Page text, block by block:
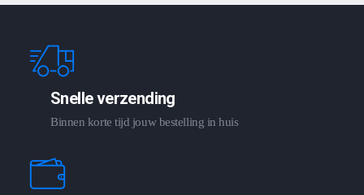
Snelle verzending
Binnen korte tijd jouw bestelling in huis